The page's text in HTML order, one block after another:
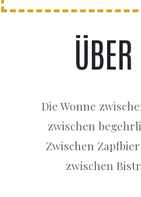
Die Wonne
zwischen
Zwischen
zwischen